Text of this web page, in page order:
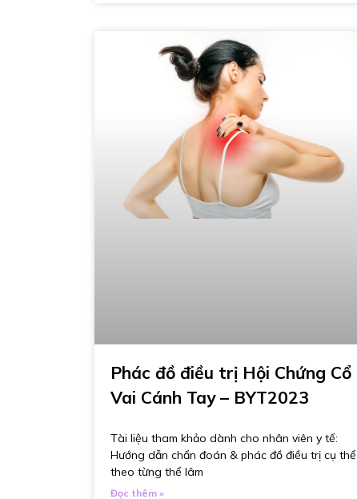
Phác đồ điều trị Hội Chứng Cổ
Vai Cánh Tay – BYT2023
Tài liệu tham khảo dành cho nhân viên y tế:
Hướng dẫn chẩn đoán & phác đồ điều trị cụ thể
theo từng thể lâm
Đọc thêm »